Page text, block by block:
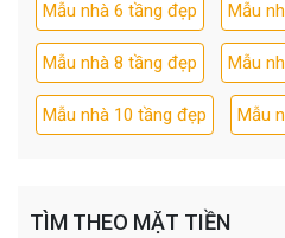
Mẫu nhà 6 tầng đẹp Mẫu
Mẫu nhà 8 tầng đẹp Mẫu
Mẫu nhà 10 tầng đẹp Mẫu
TÌM THEO MẶT TIỀN